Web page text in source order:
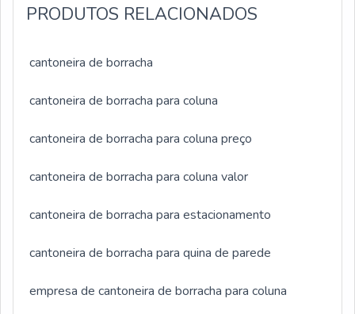
PRODUTOS RELACIONADOS
cantoneira de borracha
cantoneira de borracha para coluna
cantoneira de borracha para coluna preço
cantoneira de borracha para coluna valor
cantoneira de borracha para estacionamento
cantoneira de borracha para quina de parede
empresa de cantoneira de borracha para coluna